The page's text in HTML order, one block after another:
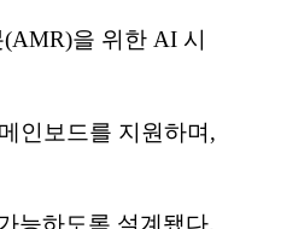
을 위한 AI 시
인보드를 지원하며,
능하도록 설계됐다.